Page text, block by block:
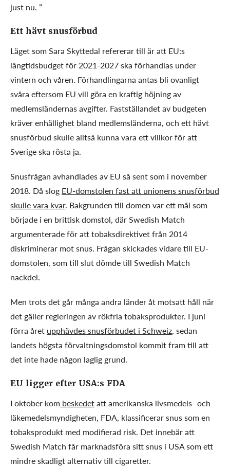
just nu. ”
Ett hävt snusförbud
Läget som Sara Skyttedal refererar till är att EU:s
långtidsbudget för 2021-2027 ska förhandlas under
vintern och våren. Förhandlingarna antas bli ovanligt
svåra eftersom EU vill göra en kraftig höjning av
medlemsländernas avgifter. Fastställandet av budgeten
kräver enhällighet bland medlemsländerna, och ett hävt
snusförbud skulle alltså kunna vara ett villkor för att
Sverige ska rösta ja.
Snusfrågan avhandlades av EU så sent som i november
2018. Då slog EU-domstolen fast att unionens snusförbud
skulle vara kvar. Bakgrunden till domen var ett mål som
började i en brittisk domstol, där Swedish Match
argumenterade för att tobaksdirektivet från 2014
diskriminerar mot snus. Frågan skickades vidare till EU-
domstolen, som till slut dömde till Swedish Match
nackdel.
Men trots det går många andra länder åt motsatt håll när
det gäller regleringen av rökfria tobaksprodukter. I juni
förra året upphävdes snusförbudet i Schweiz, sedan
landets högsta förvaltningsdomstol kommit fram till att
det inte hade någon laglig grund.
EU ligger efter USA:s FDA
I oktober kom beskedetatt amerikanska livsmedels- och
läkemedelsmyndigheten, FDA, klassificerar snus som en
tobaksprodukt med modifierad risk. Det innebär att
Swedish Match får marknadsföra sitt snus i USA som ett
mindre skadligt alternativ till cigaretter.